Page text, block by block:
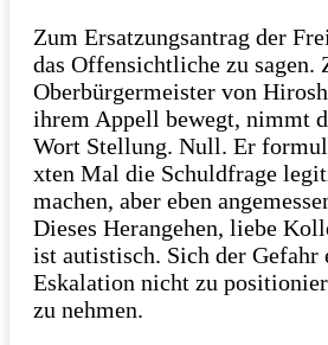
Zum Ersatzungsantrag der
das Offensichtliche zu sagen.
Oberbürgermeister von
ihrem Appell bewegt, nimmt
Wort Stellung. Null. Er
xten Mal die Schuldfrage
machen, aber eben
Dieses Herangehen, liebe
ist autistisch. Sich der Gefahr
Eskalation nicht zu
zu nehmen.